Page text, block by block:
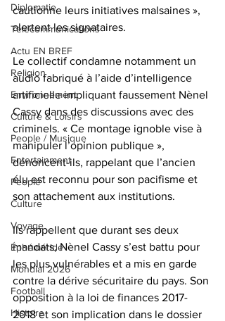
Diplomatie
Télécommunications
Actu EN BREF
Religion
Environnement
Culture & Loisirs
People / Musique
Entertainment
People
Culture
Voyage
Éphéméride
Mondial 2026
Football
Histoire
cautionne leurs initiatives malsaines »,
alertent les signataires.
Le collectif condamne notamment un
audio fabriqué à l’aide d’intelligence
artificielle impliquant faussement Nènel
Cassy dans des discussions avec des
criminels. « Ce montage ignoble vise à
manipuler l’opinion publique »,
dénoncent-ils, rappelant que l’ancien
élu est reconnu pour son pacifisme et
son attachement aux institutions.
Ils rappellent que durant ses deux
mandats, Nènel Cassy s’est battu pour
les plus vulnérables et a mis en garde
contre la dérive sécuritaire du pays. Son
opposition à la loi de finances 2017-
2018 et son implication dans le dossier